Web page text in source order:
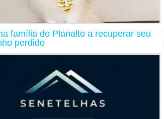
família do Planalto a recuperar seu
perdido